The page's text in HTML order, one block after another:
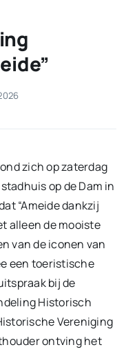
zich op zaterdag
op de Dam in
“Ameide dankzij
alleen de mooiste
van de iconen van
een toeristische
bij de
Historisch
Vereniging
ontving het